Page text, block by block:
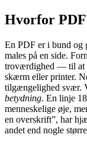
Hvorfor
En PDF er i bund og
males på en side.
troværdighed — til at
skærm eller printer.
tilgængelighed svær.
betydning. En linje
menneskelige øje,
en overskrift”, har
andet end nogle